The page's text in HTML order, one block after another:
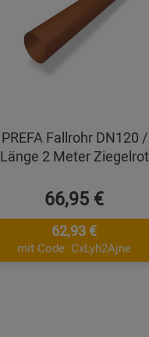
PREFA Fallrohr DN120 /
Länge 2 Meter Ziegelrot
66,95 €
62,93 €
mit Code: CxLyh2Ajne